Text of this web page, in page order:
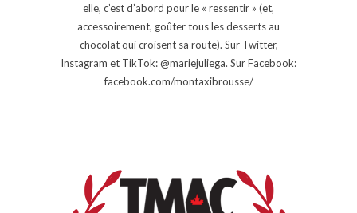
elle, c’est d’abord pour le « ressentir » (et,
accessoirement, goûter tous les desserts au
chocolat qui croisent sa route). Sur Twitter,
Instagram et TikTok: @mariejuliega. Sur Facebook:
facebook.com/montaxibrousse/